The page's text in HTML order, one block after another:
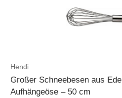
Hendi
Großer Schneebesen aus
Aufhängeöse – 50 cm